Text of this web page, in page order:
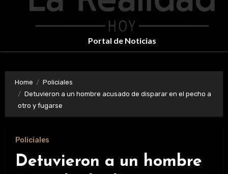
Portal de Noticias
Home
Policiales
Detuvieron a un hombre acusado de disparar en el pecho a
otro y fugarse
Policiales
Detuvieron a un hombre